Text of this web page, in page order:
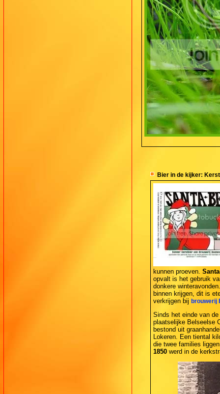
Bier in de kijker:
kunnen proeven.
opvalt is het gebruik
donkere
binnen krijgen, dit is
verkrijgen bij brouwerij
Sinds het einde van
plaatselijke Belseelse
bestond uit
Lokeren. Een tiental
die twee families
1850 werd in de